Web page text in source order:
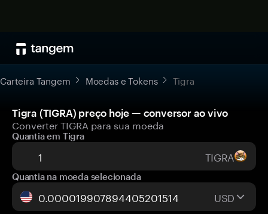
Carteira Tangem Moedas e Tokens Tigra
Tigra (TIGRA) preço hoje — conversor ao vivo
Converter TIGRA para sua moeda
Quantia em Tigra
TIGRA
Quantia na moeda selecionada
USD